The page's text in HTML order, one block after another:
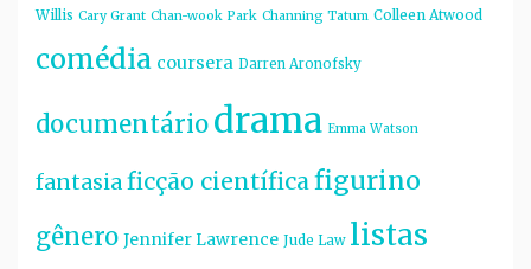
Willis Cary Grant Chan-wook Park Channing Tatum Colleen Atwood
comédia coursera Darren Aronofsky
documentáriodrama Emma Watson
fantasiaficção científicafigurino
gênero Jennifer Lawrence Jude Law listas